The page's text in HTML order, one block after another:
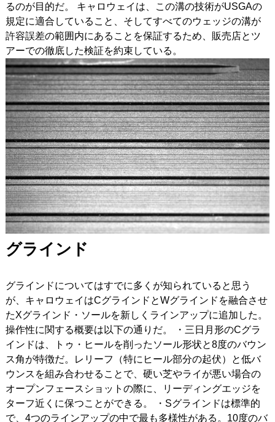
るのが目的だ。
キャロウェイは、この溝の技術がUSGAの
規定に適合していること、そしてすべてのウェッジの溝が
許容誤差の範囲内にあることを保証するため、販売店とツ
アーでの徹底した検証を約束している。
グラインド
グラインドについてはすでに多くが知られていると思う
が、キャロウェイはCグラインドとWグラインドを融合させ
たXグラインド・ソールを新しくラインアップに追加した。
操作性に関する概要は以下の通りだ。
・三日月形のCグラ
インドは、トゥ・ヒールを削ったソール形状と8度のバウン
ス角が特徴だ。レリーフ（特にヒール部分の起伏）と低バ
ウンスを組み合わせることで、硬い芝やライが悪い場合の
オープンフェースショットの際に、リーディングエッジを
ターフ近くに保つことができる。
・Sグラインドは標準的
で、4つのラインアップの中で最も多様性がある。10度のバ